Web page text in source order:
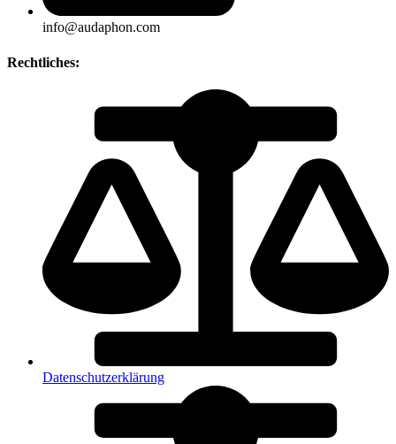
info@audaphon.com
Rechtliches:
Datenschutzerklärung